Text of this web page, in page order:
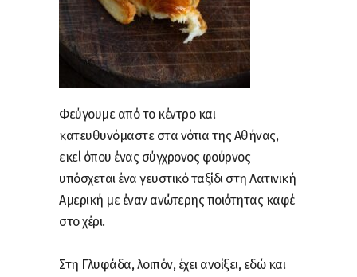
Φεύγουμε από το κέντρο και
κατευθυνόμαστε στα νότια της Αθήνας,
εκεί όπου ένας σύγχρονος φούρνος
υπόσχεται ένα γευστικό ταξίδι στη Λατινική
Αμερική με έναν ανώτερης ποιότητας καφέ
στο χέρι.
Στη Γλυφάδα, λοιπόν, έχει ανοίξει, εδώ και